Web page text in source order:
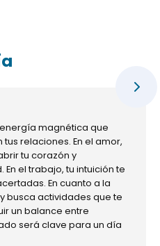
magnética que
relaciones. En el amor,
tu corazón y
el trabajo, tu intuición te
En cuanto a la
busca actividades que te
un balance entre
será clave para un día